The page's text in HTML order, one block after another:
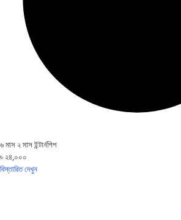
৬ মাস ২ মাস ইন্টার্নশিপ
৳ ২৪,০০০
বিস্তারিত দেখুন